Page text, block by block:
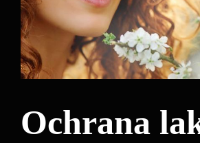
Ochrana